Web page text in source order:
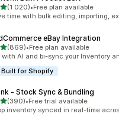
na 5 gwiazdek
(1 020)
liczba recenzji: 1020
•Free plan available
time with bulk editing, importing,
eBay Integration
na 5 gwiazdek
(869)
liczba recenzji: 869
•Free plan available
with AI and bi-sync your Inventory
Built for Shopify
‑ Stock Sync & Bundling
na 5 gwiazdek
(390)
liczba recenzji: 390
•Free trial available
inventory synced in real-time